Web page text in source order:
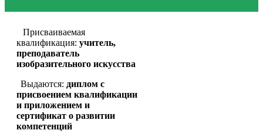
Присваиваемая
квалификация: учитель,
преподаватель
изобразительного искусства
Выдаются: диплом с
присвоением квалификации
и приложением и
сертификат о развитии
компетенций